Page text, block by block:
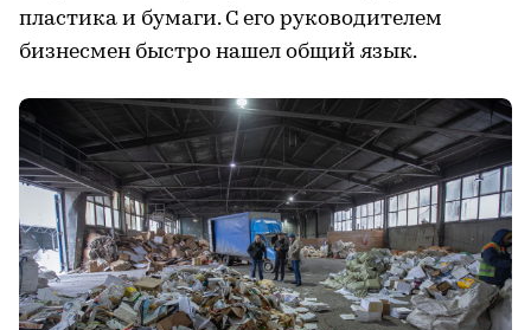
пластика и бумаги. С его руководителем
бизнесмен быстро нашел общий язык.